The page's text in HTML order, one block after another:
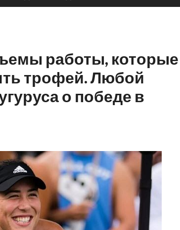
работы, которые
трофей. Любой
о победе в